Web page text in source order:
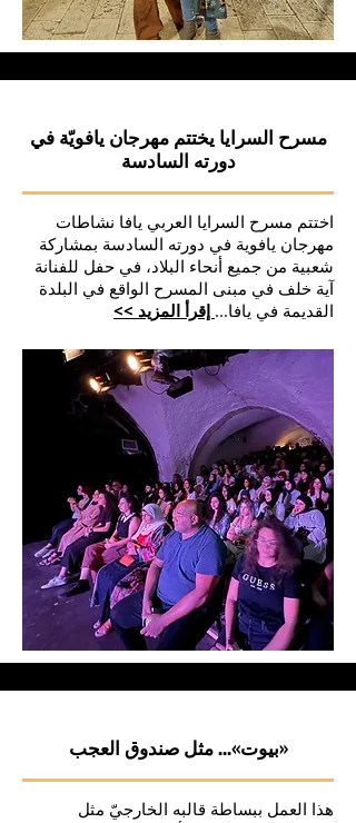
مسرح السرايا يختتم مهرجان يافويّة في
دورته السادسة
اختتم مسرح السرايا العربي يافا نشاطات
مهرجان يافوية في دورته السادسة بمشاركة
شعبية من جميع أنحاء البلاد، في حفل للفنانة
آية خلف في مبنى المسرح الواقع في البلدة
القديمة في يافا... إقرأ المزيد >>
«بيوت»... مثل صندوق العجب
هذا العمل ببساطة قالبه الخارجيّ مثل